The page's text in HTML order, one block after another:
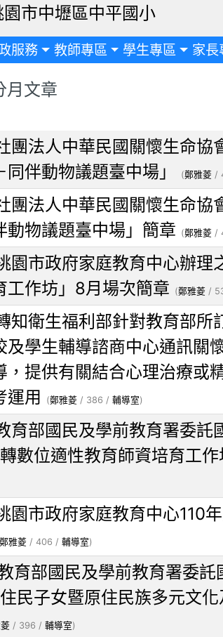
服務 教師專區 學生專區 家長
文章
團法人中華民國關懷生命協
伴動物議題臺中場」
(鄭雅菱 /
團法人中華民國關懷生命協
動物議題臺中場」簡章 (鄭雅菱 /
園市政府家庭教育中心辦理
工作坊」8月場次簡章 (鄭雅菱 /
知衛生福利部針對教育部所
及學生輔導諮商中心通訊關
，提供有關結合心理治療或
運用
(鄭雅菱 / 386 / 輔導室)
育部國民及學前教育署委託
數位適性教育師資培育工
園市政府家庭教育中心110
鄭雅菱 / 406 / 輔導室)
育部國民及學前教育署委託
民子女暨原住民族多元文
/ 396 / 輔導室)